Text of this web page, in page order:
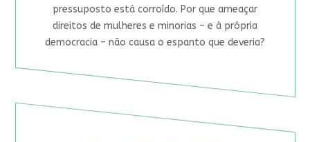
pressuposto está corroído. Por que ameaçar
direitos de mulheres e minorias – e à própria
democracia – não causa o espanto que deveria?